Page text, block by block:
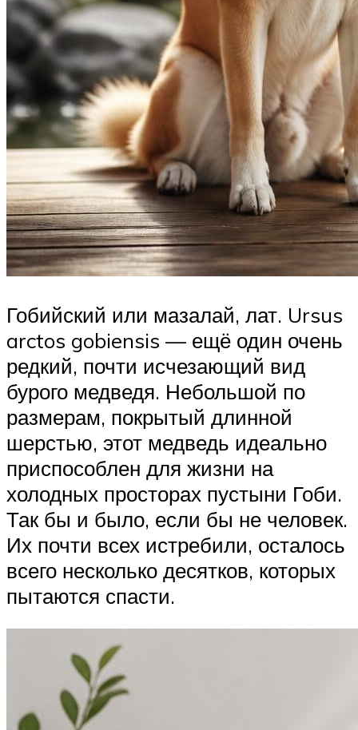
Гобийский или мазалай, лат. Ursus
arctos gobiensis — ещё один очень
редкий, почти исчезающий вид
бурого медведя. Небольшой по
размерам, покрытый длинной
шерстью, этот медведь идеально
приспособлен для жизни на
холодных просторах пустыни Гоби.
Так бы и было, если бы не человек.
Их почти всех истребили, осталось
всего несколько десятков, которых
пытаются спасти.